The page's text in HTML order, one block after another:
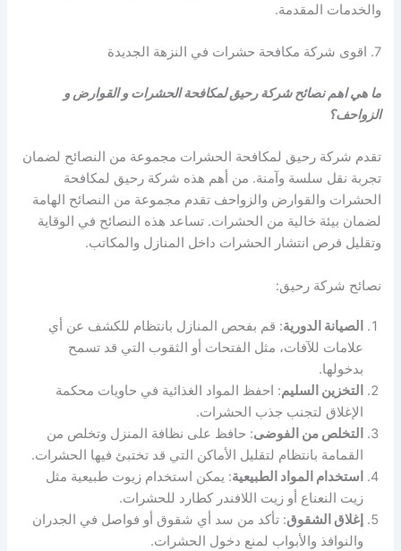
والخدمات المقدمة.
7. اقوى شركة مكافحة حشرات في النزهة الجديدة
ما هي اهم نصائح شركة رحيق لمكافحة الحشرات و القوارض و
الزواحف؟
تقدم شركة رحيق لمكافحة الحشرات مجموعة من النصائح لضمان
تجربة نقل سلسة وآمنة. من أهم هذه شركة رحيق لمكافحة
الحشرات والقوارض والزواحف تقدم مجموعة من النصائح الهامة
لضمان بيئة خالية من الحشرات. تساعد هذه النصائح في الوقاية
وتقليل فرص انتشار الحشرات داخل المنازل والمكاتب.
نصائح شركة رحيق:
الصيانة الدورية: قم بفحص المنازل بانتظام للكشف عن أي
علامات للآفات، مثل الفتحات أو الثقوب التي قد تسمح
بدخولها.
التخزين السليم: احفظ المواد الغذائية في حاويات محكمة
الإغلاق لتجنب جذب الحشرات.
التخلص من الفوضى: حافظ على نظافة المنزل وتخلص من
القمامة بانتظام لتقليل الأماكن التي قد تختبئ فيها الحشرات.
استخدام المواد الطبيعية: يمكن استخدام زيوت طبيعية مثل
زيت النعناع أو زيت اللافندر كطارد للحشرات.
إغلاق الشقوق: تأكد من سد أي شقوق أو فواصل في الجدران
والنوافذ والأبواب لمنع دخول الحشرات.